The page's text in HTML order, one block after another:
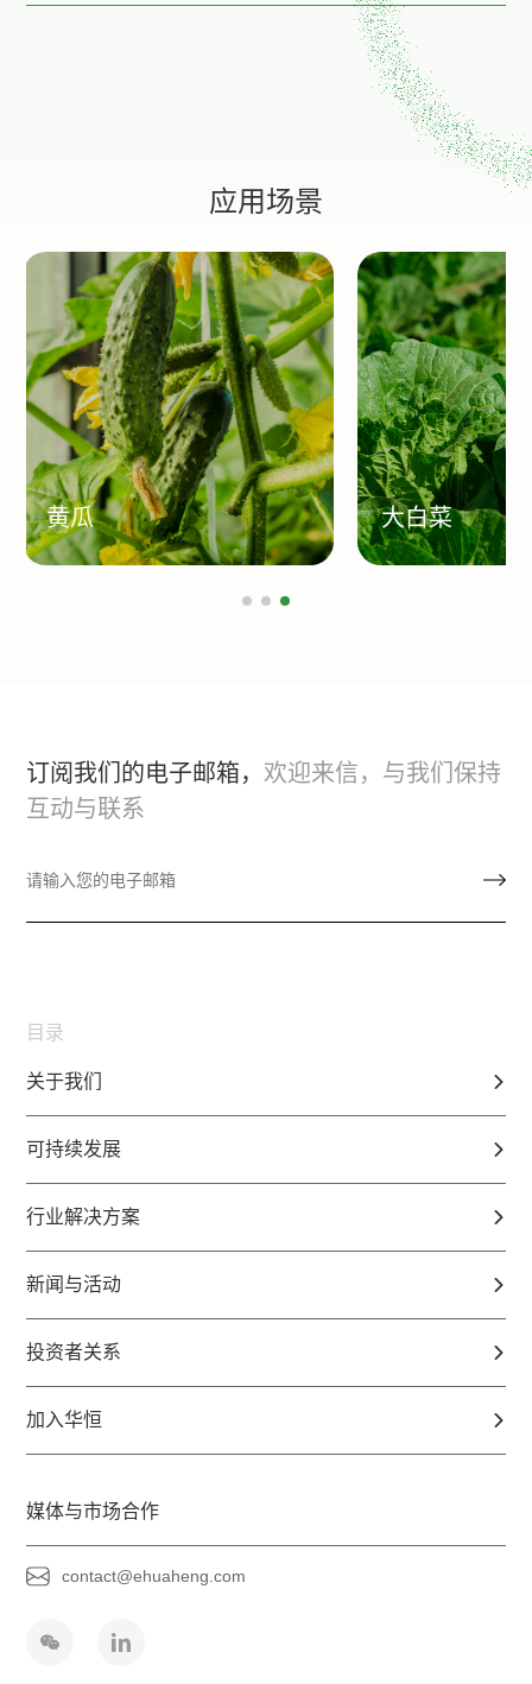
应用场景
大白菜 草莓
订阅我们的电子邮箱， 欢迎来信，与我们保持
互动与联系
目录
关于我们
可持续发展
行业解决方案
新闻与活动
投资者关系
加入华恒
媒体与市场合作
contact@ehuaheng.com